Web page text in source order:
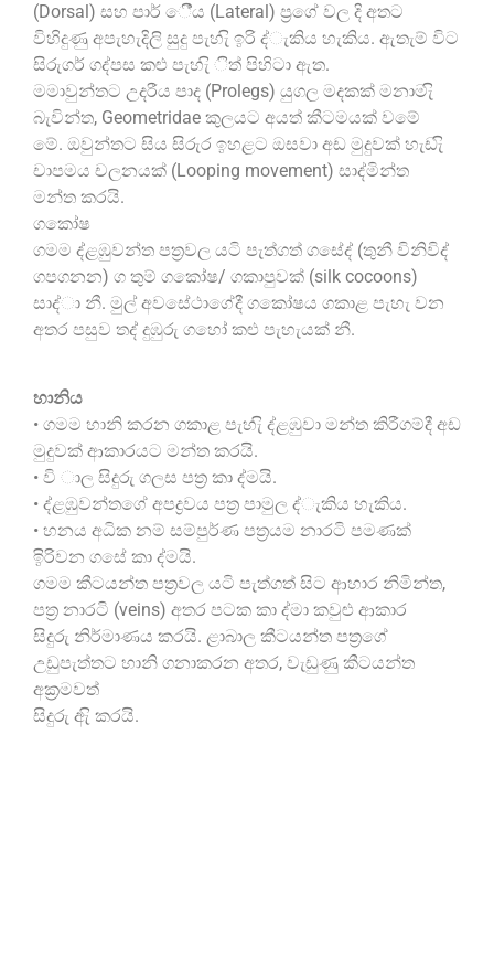
(Dorsal) සහ පාර් ේීය (Lateral) ප්‍රගේ වල දි අතට
විහිදුණු අපැහැදිලි සුදු පැහැි ඉරි ද්‍ැකිය හැකිය. ඇතැම් විට
සිරුගර් ගද්‍පස කළු පැහැි ිත් පිහිටා ඇත.
මමාවුන්තට උදරීය පාද (Prolegs) යුගල මදකක් මනාමැි
බැවින්ත, Geometridae කුලයට අයත් කීටමයක් වමේ
මේ. ඔවුන්තට සිය සිරුර ඉහළට ඔසවා අඩ මුදුවක් හැඩැි
චාපමය චලනයක් (Looping movement) සාද්‍මින්ත
මන්ත කරයි.
ගකෝෂ
ගමම ද්‍ළඹුවන්ත පත්‍රවල යටි පැත්ගත් ගසේද්‍ (තුනී විනිවිද්‍
ගපගනන) ග තුම් ගකෝෂ/ ගකාපුවක් (silk cocoons)
සාද්‍ා නී. මුල් අවසේථාගේදී ගකෝෂය ගකාළ පැහැ වන
අතර පසුව තද්‍ දුඹුරු ගහෝ කළු පැහැයක් නී.
හානිය
• ගමම හානි කරන ගකාළ පැහැි ද්‍ළඹුවා මන්ත කිරීගම්දී අඩ
මුදුවක් ආකාරයට මන්ත කරයි.
• වි ාල සිදුරු ගලස පත්‍ර කා ද්‍මයි.
• ද්‍ළඹුවන්තගේ අපද්‍රවය පත්‍ර පාමුල ද්‍ැකිය හැකිය.
• හනය අධික නම් සම්පුර්ණ පත්‍රයම නාරටි පමණක්
ඉිරිවන ගසේ කා ද්‍මයි.
ගමම කීටයන්ත පත්‍රවල යටි පැත්ගත් සිට ආහාර නිමින්ත,
පත්‍ර නාරටි (veins) අතර පටක කා ද්‍මා කවුළු ආකාර
සිදුරු නිර්මාණය කරයි. ළාබාල කීටයන්ත පත්‍රගේ
උඩුපැත්තට හානි ගනාකරන අතර, වැඩුණු කීටයන්ත
අක්‍රමවත්
සිදුරු ඇි කරයි.